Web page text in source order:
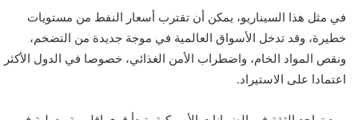
في مثل هذا السيناريو، يمكن أن تقترب أسعار النفط من مستويات
خطيرة، وقد تدخل الأسواق العالمية في موجة جديدة من التضخم،
ونقص المواد الخام، واضطراب الأمن الغذائي، خصوصا في الدول الأكثر
اعتمادا على الاستيراد.